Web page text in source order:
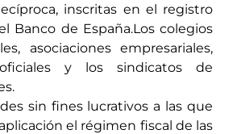
inscritas en el registro
Banco de España.Los colegios
asociaciones empresariales,
y los sindicatos de
sin fines lucrativos a las que
el régimen fiscal de las